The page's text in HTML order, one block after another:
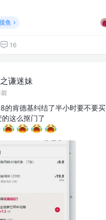
鱼
16
谦迷妹
前
的肯德基纠结了半小时要不要买
这么抠门了